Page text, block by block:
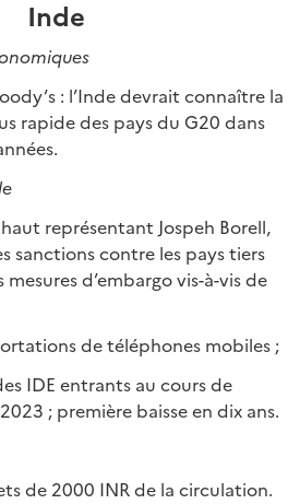
Inde
: l’Inde devrait connaître la
rapide des pays du G20 dans
représentant Jospeh Borell,
sanctions contre les pays tiers
d’embargo vis-à-vis de
de téléphones mobiles ;
IDE entrants au cours de
; première baisse en dix ans.
de 2000 INR de la circulation.